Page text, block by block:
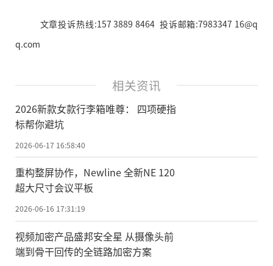
文章投诉热线:157 3889 8464 投诉邮箱:7983347 16@q
q.com
相关资讯
2026新款女款行李箱唯尊： 四项硬指
标帮你避坑
2026-06-17 16:58:40
重构整屏协作，Newline 全新NE 120
超大尺寸会议平板
2026-06-16 17:31:19
视频加密产品盛邦安全星 从摄像头前
端到骨干回传的全链路加密方案